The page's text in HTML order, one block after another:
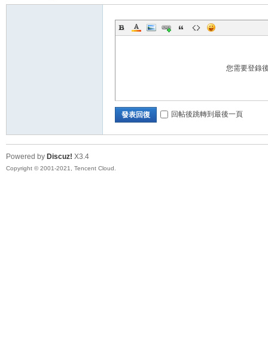
您需要登錄
發表回復 回帖後跳轉到最後一頁
Powered by Discuz! X3.4
Copyright © 2001-2021, Tencent Cloud.